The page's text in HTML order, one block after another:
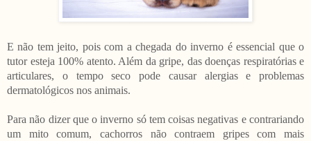
E não tem jeito, pois com a chegada do inverno é essencial que o
tutor esteja 100% atento. Além da gripe, das doenças respiratórias e
articulares, o tempo seco pode causar alergias e problemas
dermatológicos nos animais.
Para não dizer que o inverno só tem coisas negativas e contrariando
um mito comum, cachorros não contraem gripes com mais